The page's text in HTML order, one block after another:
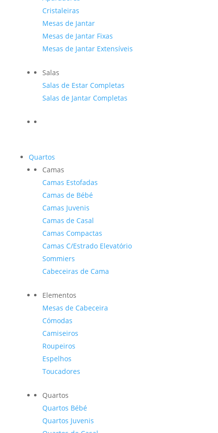
Cristaleiras
Mesas de Jantar
Mesas de Jantar Fixas
Mesas de Jantar Extensíveis
Salas
Salas de Estar Completas
Salas de Jantar Completas
Quartos
Camas
Camas Estofadas
Camas de Bébé
Camas Juvenis
Camas de Casal
Camas Compactas
Camas C/Estrado Elevatório
Sommiers
Cabeceiras de Cama
Elementos
Mesas de Cabeceira
Cómodas
Camiseiros
Roupeiros
Espelhos
Toucadores
Quartos
Quartos Bébé
Quartos Juvenis